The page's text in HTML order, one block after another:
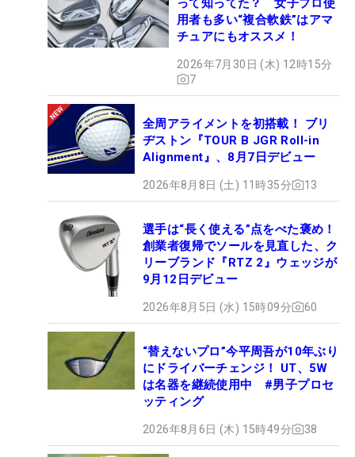
って知ってた？ 女子プロ使
用者も多い“複合軟鉄”はアマ
チュアにもオススメ！
2026年7月30日 (木) 12時15分
7
全周アライメントを初搭載！ ブリ
ヂストン『TOUR B JGR Roll-in
Alignment』、8月7日デビュー
2026年8月8日 (土) 11時35分 13
選手は“長く使える”点をべた褒め！
創業者復帰でソールを見直した、ク
リーブランド『RTZ 2』ウェッジが
9月12日デビュー
2026年8月5日 (水) 15時09分 60
“替えないプロ”今平周吾が10年ぶり
にドライバーチェンジ！ UT、5W
は名器を継続使用中 #男子プロセ
ッティング
2026年8月6日 (木) 15時49分 38